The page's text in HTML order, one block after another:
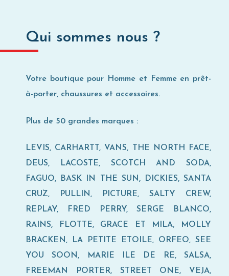
Qui sommes nous ?
Votre boutique pour Homme et Femme en prêt-
à-porter, chaussures et accessoires.
Plus de 50 grandes marques :
LEVIS, CARHARTT, VANS, THE NORTH FACE,
DEUS, LACOSTE, SCOTCH AND SODA,
FAGUO, BASK IN THE SUN, DICKIES, SANTA
CRUZ, PULLIN, PICTURE, SALTY CREW,
REPLAY, FRED PERRY, SERGE BLANCO,
RAINS, FLOTTE, GRACE ET MILA, MOLLY
BRACKEN, LA PETITE ETOILE, ORFEO, SEE
YOU SOON, MARIE ILE DE RE, SALSA,
FREEMAN PORTER, STREET ONE, VEJA,